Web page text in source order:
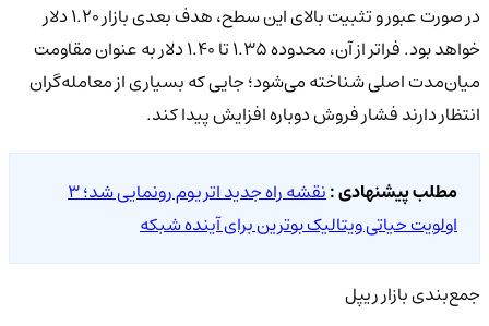
در صورت عبور و تثبیت بالای این سطح، هدف بعدی بازار 1.20 دلار
خواهد بود. فراتر از آن، محدوده 1.35 تا 1.40 دلار به عنوان مقاومت
میان‌مدت اصلی شناخته می‌شود؛ جایی که بسیاری از معامله‌گران
انتظار دارند فشار فروش دوباره افزایش پیدا کند.
مطلب پیشنهادی :
نقشه راه جدید اتریوم رونمایی شد؛ ۳
اولویت حیاتی ویتالیک بوترین برای آینده شبکه
جمع‌بندی بازار ریپل